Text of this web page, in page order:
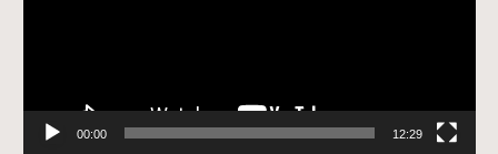
00:00 12:29